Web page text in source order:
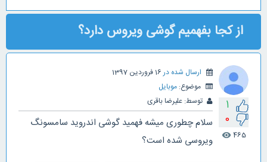
از کجا بفهمیم گوشی ویروس دارد؟
1
0
465
visibility
ارسال شده در 16 فروردین 1397
موضوع: موبایل
توسط: علیرضا باقری
سلام چطوری میشه فهمید گوشی اندروید سامسونگ
ویروسی شده است؟